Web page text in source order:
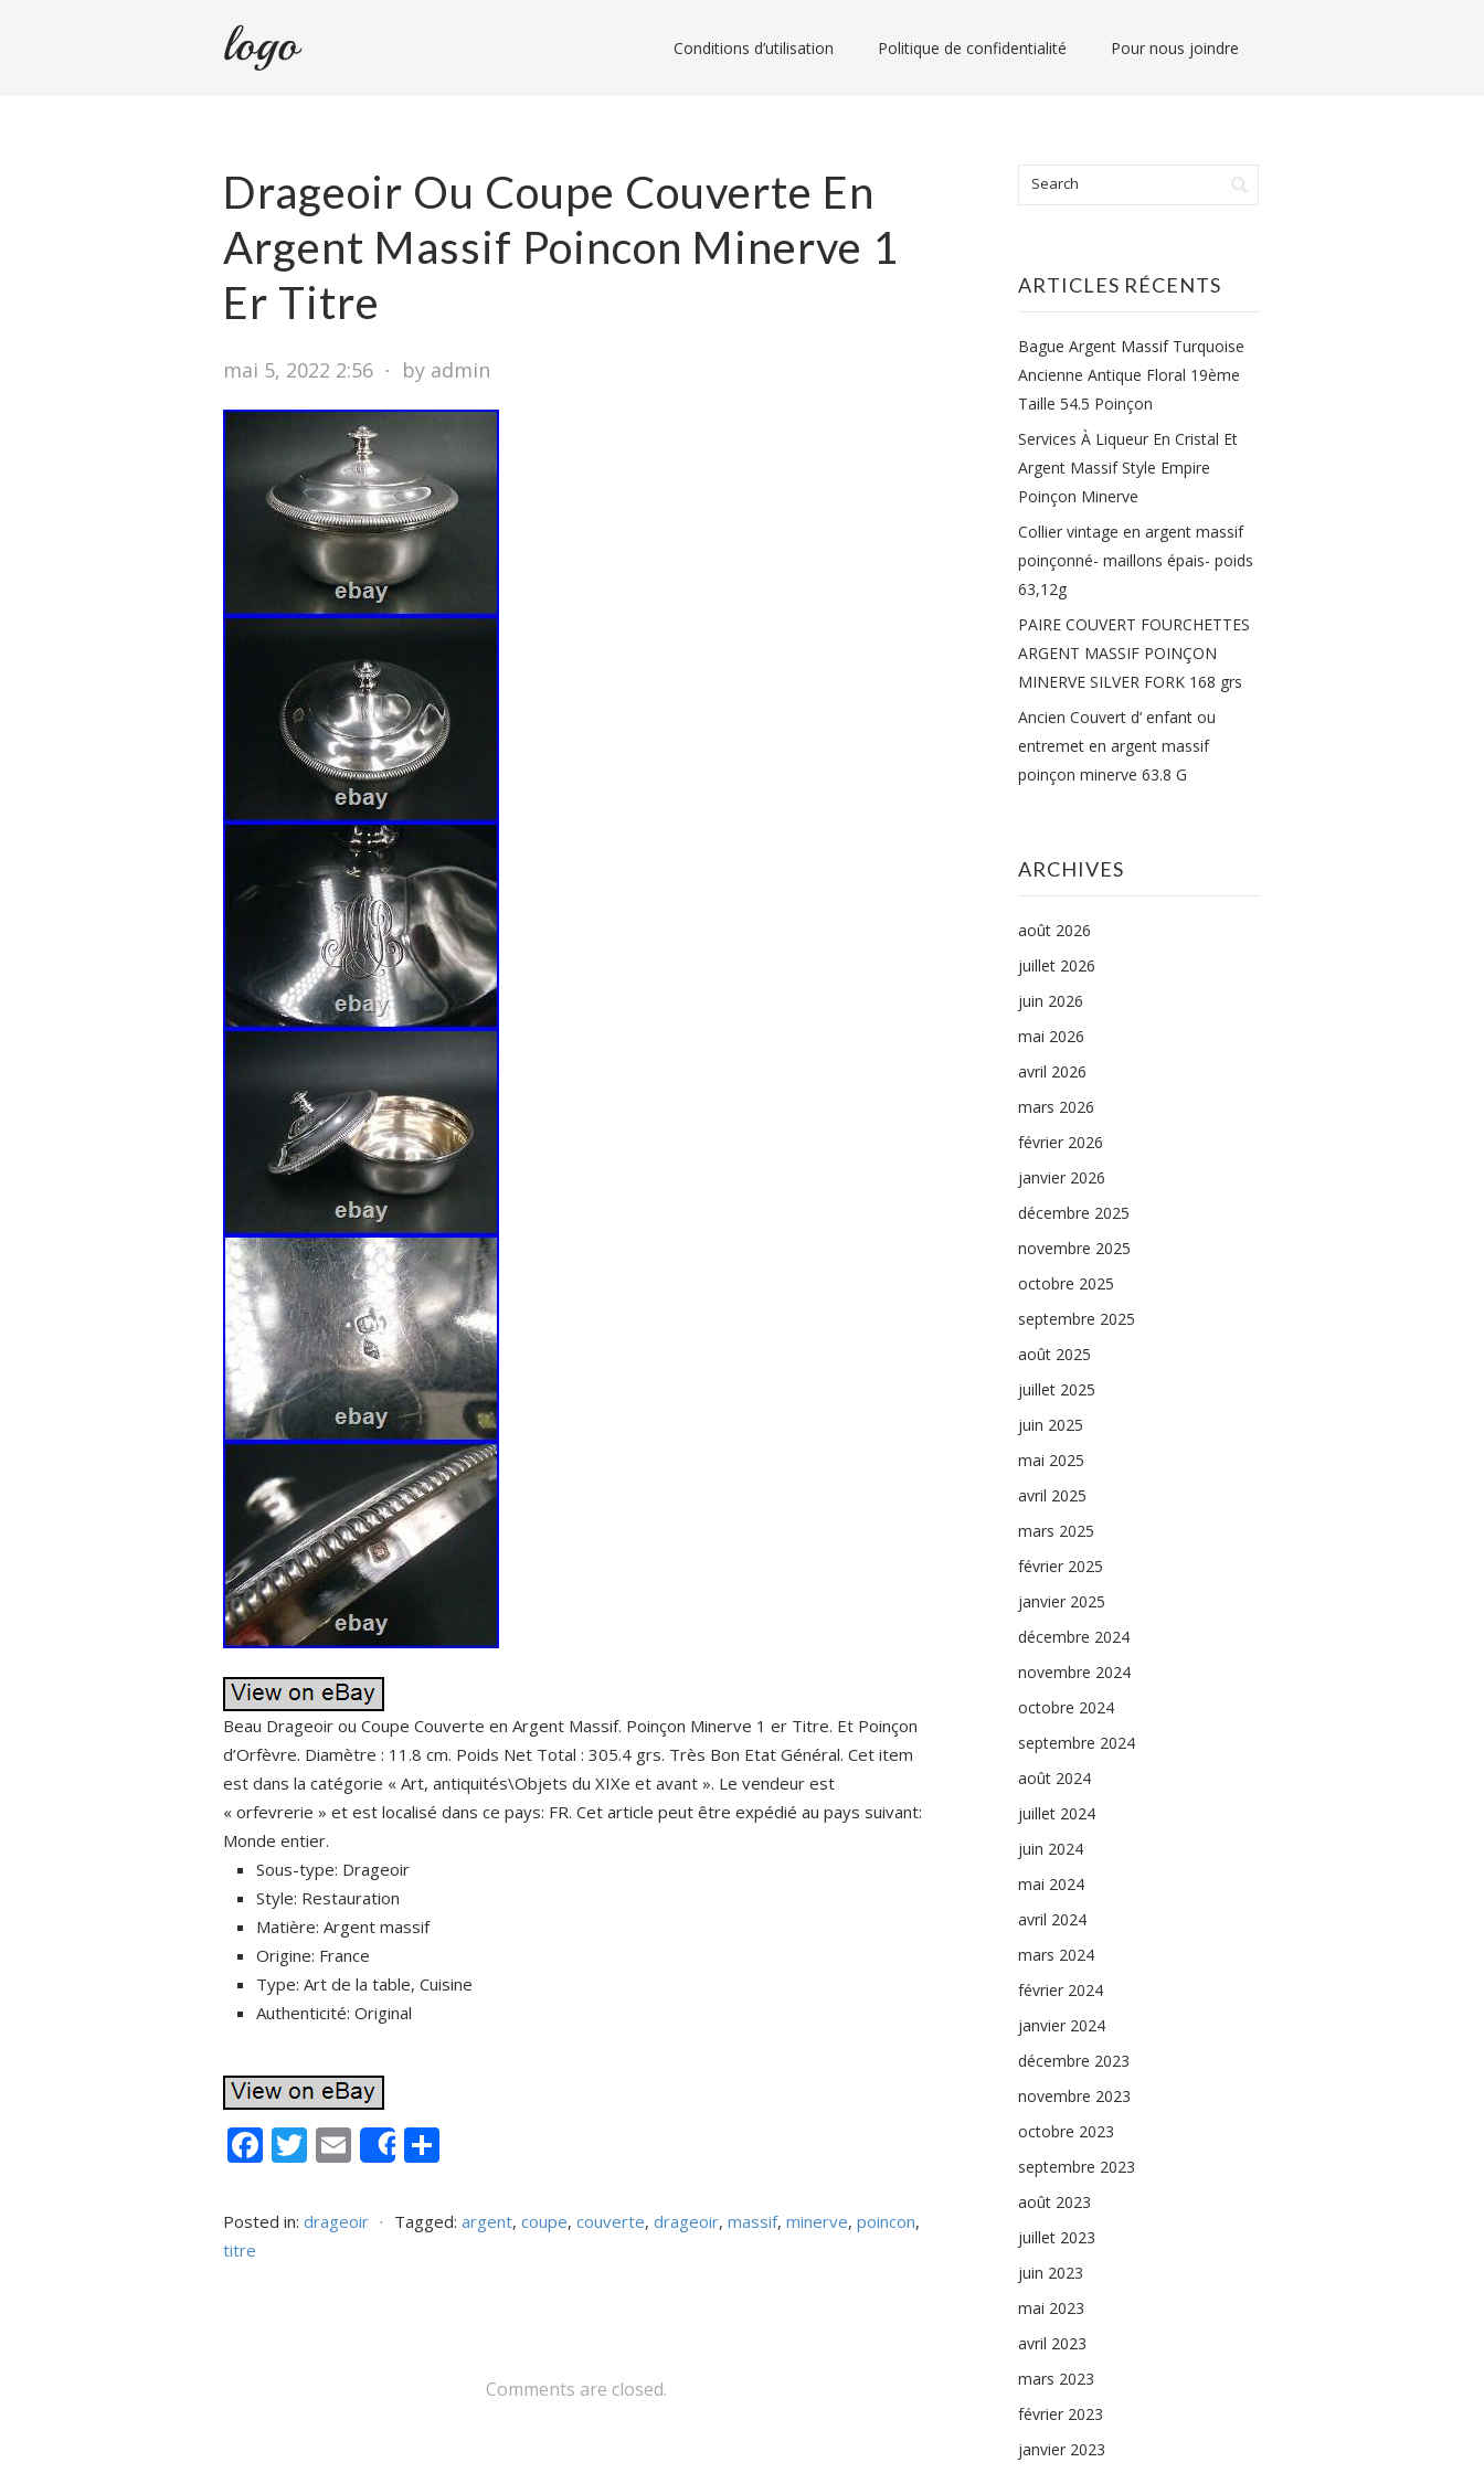
Conditions d’utilisation Politique de confidentialité Pour nous joindre
Drageoir Ou Coupe Couverte En
Argent Massif Poincon Minerve 1
Er Titre
mai 5, 2022 2:56 ⋅ by admin
Beau Drageoir ou Coupe Couverte en Argent Massif. Poinçon Minerve 1 er Titre. Et Poinçon
d’Orfèvre. Diamètre : 11.8 cm. Poids Net Total : 305.4 grs. Très Bon Etat Général. Cet item
est dans la catégorie « Art, antiquités\Objets du XIXe et avant ». Le vendeur est
« orfevrerie » et est localisé dans ce pays: FR. Cet article peut être expédié au pays suivant:
Monde entier.
Sous-type: Drageoir
Style: Restauration
Matière: Argent massif
Origine: France
Type: Art de la table, Cuisine
Authenticité: Original
F
e
T
itt
E
ai
Share
ta
Posted in: drageoir ⋅ Tagged: argent, coupe, couverte, drageoir, massif, minerve, poincon,
titre
Comments are closed.
ARTICLES RÉCENTS
Bague Argent Massif Turquoise
Ancienne Antique Floral 19ème
Taille 54.5 Poinçon
Services À Liqueur En Cristal Et
Argent Massif Style Empire
Poinçon Minerve
Collier vintage en argent massif
poinçonné- maillons épais- poids
63,12g
PAIRE COUVERT FOURCHETTES
ARGENT MASSIF POINÇON
MINERVE SILVER FORK 168 grs
Ancien Couvert d’ enfant ou
entremet en argent massif
poinçon minerve 63.8 G
ARCHIVES
août 2026
juillet 2026
juin 2026
mai 2026
avril 2026
mars 2026
février 2026
janvier 2026
décembre 2025
novembre 2025
octobre 2025
septembre 2025
août 2025
juillet 2025
juin 2025
mai 2025
avril 2025
mars 2025
février 2025
janvier 2025
décembre 2024
novembre 2024
octobre 2024
septembre 2024
août 2024
juillet 2024
juin 2024
mai 2024
avril 2024
mars 2024
février 2024
janvier 2024
décembre 2023
novembre 2023
octobre 2023
septembre 2023
août 2023
juillet 2023
juin 2023
mai 2023
avril 2023
mars 2023
février 2023
janvier 2023